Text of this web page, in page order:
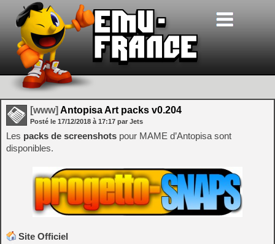
[www] Antopisa Art packs v0.204
Posté le 17/12/2018 à 17:17 par Jets
Les packs de screenshots pour MAME d’Antopisa sont
disponibles.
Site Officiel